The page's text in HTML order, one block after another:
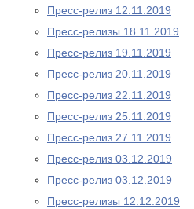
Пресс-релиз 12.11.2019
Пресс-релизы 18.11.2019
Пресс-релиз 19.11.2019
Пресс-релиз 20.11.2019
Пресс-релиз 22.11.2019
Пресс-релиз 25.11.2019
Пресс-релиз 27.11.2019
Пресс-релиз 03.12.2019
Пресс-релиз 03.12.2019
Пресс-релизы 12.12.2019